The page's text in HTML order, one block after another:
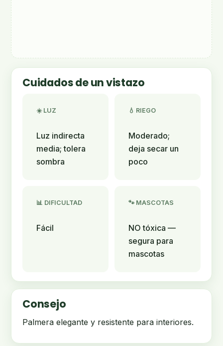
Cuidados de un vistazo
☀️ LUZ
Luz indirecta
media; tolera
sombra
💧 RIEGO
Moderado;
deja secar un
poco
📊 DIFICULTAD
Fácil
🐾 MASCOTAS
NO tóxica —
segura para
mascotas
Consejo
Palmera elegante y resistente para interiores.